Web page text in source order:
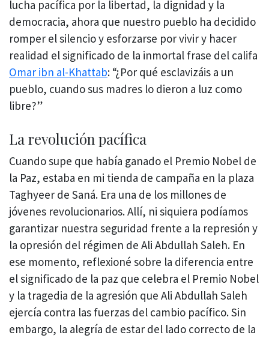
lucha pacífica por la libertad, la dignidad y la
democracia, ahora que nuestro pueblo ha decidido
romper el silencio y esforzarse por vivir y hacer
realidad el significado de la inmortal frase del califa
Omar ibn al-Khattab: “¿Por qué esclavizáis a un
pueblo, cuando sus madres lo dieron a luz como
libre?”
La revolución pacífica
Cuando supe que había ganado el Premio Nobel de
la Paz, estaba en mi tienda de campaña en la plaza
Taghyeer de Saná. Era una de los millones de
jóvenes revolucionarios. Allí, ni siquiera podíamos
garantizar nuestra seguridad frente a la represión y
la opresión del régimen de Ali Abdullah Saleh. En
ese momento, reflexioné sobre la diferencia entre
el significado de la paz que celebra el Premio Nobel
y la tragedia de la agresión que Ali Abdullah Saleh
ejercía contra las fuerzas del cambio pacífico. Sin
embargo, la alegría de estar del lado correcto de la